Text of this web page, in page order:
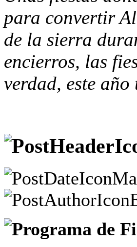
para convertir
de la sierra
encierros, las
verdad, este